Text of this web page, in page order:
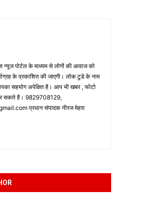
पोर्टल के माध्यम से लोगों की आवाज को
के प्रकाशित की जाएगी। लोक टुडे के नाम
सहयोग अपेक्षित है। आप भी खबर , फोटो
सकते है। 9829708129,
प्रधान संपादक नीरज मेहरा